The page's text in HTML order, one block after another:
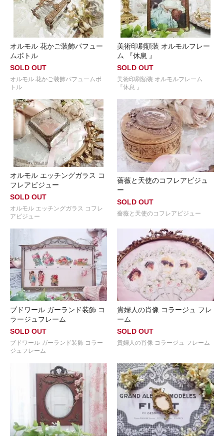
オルモル 花かご装飾パフュー
ムボトル
SOLD OUT
オルモル 花かご装飾パフュームボ
トル
美術印刷額装 オルモルフレー
ム 『休息 』
SOLD OUT
美術印刷額装 オルモルフレーム
『休息 』
オルモル エッチングガラス コ
フレアビジュー
SOLD OUT
オルモル エッチングガラス コフレ
アビジュー
薔薇と天使のコフレアビジュ
ー
SOLD OUT
薔薇と天使のコフレアビジュー
ブドワール ガーランド装飾 コ
ラージュフレーム
SOLD OUT
ブドワール ガーランド装飾 コラー
ジュフレーム
貴婦人の肖像 コラージュ フレ
ーム
SOLD OUT
貴婦人の肖像 コラージュ フレーム